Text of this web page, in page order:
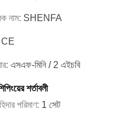
নাম: SHENFA
CE
এসএফ-মিনি / 2 এইচবি
শর্তাবলী
পরিমাণ: 1 সেট